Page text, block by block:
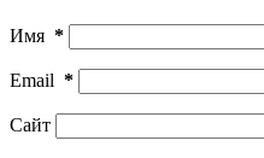
Имя *
Email *
Сайт